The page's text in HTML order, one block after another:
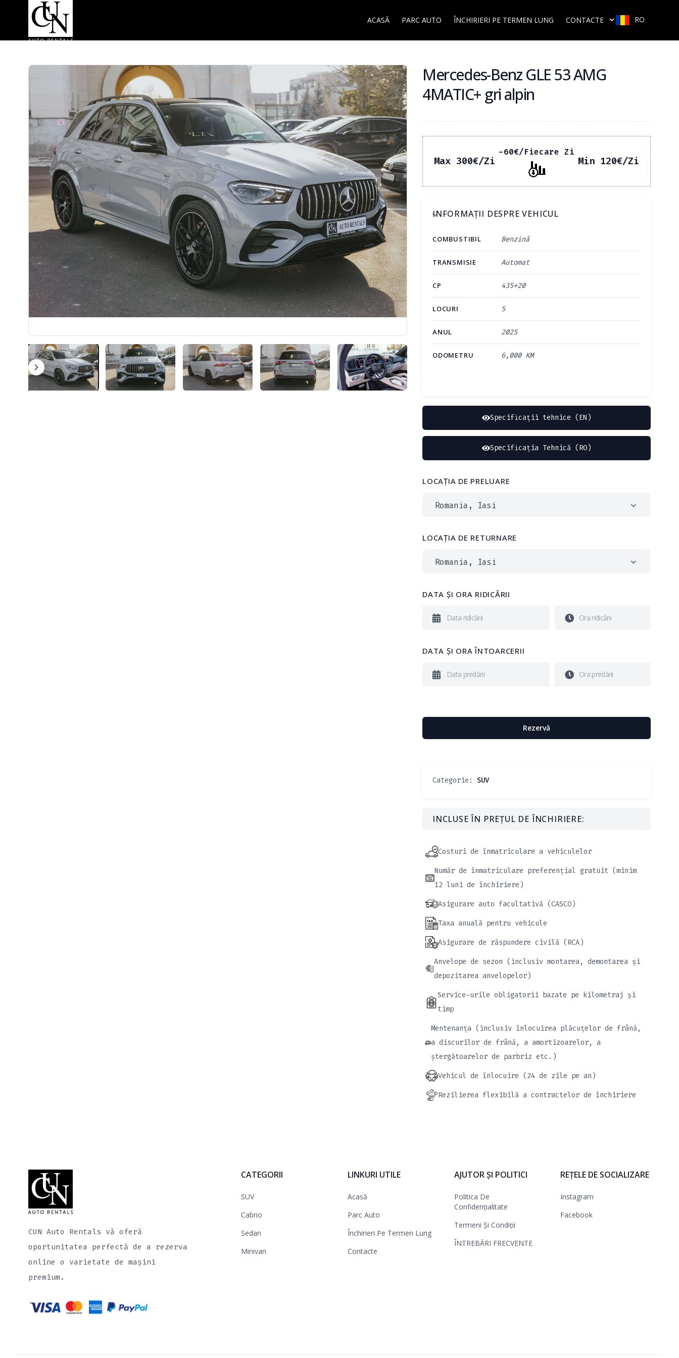
ACASĂ PARC AUTO ÎNCHIRIERI PE TERMEN LUNG CONTACTE RO
Mercedes-Benz GLE 53 AMG
4MATIC+ gri alpin
Max 300€/Zi
-60€/Fiecare Zi
Min 120€/Zi
INFORMAȚII DESPRE VEHICUL
COMBUSTIBIL Benzină
TRANSMISIE Automat
CP 435+20
LOCURI 5
ANUL 2025
ODOMETRU 6,000 KM
Specificații tehnice (EN)
Specificația Tehnică (RO)
LOCAȚIA DE PRELUARE
Romania, Iasi
LOCAȚIA DE RETURNARE
Romania, Iasi
DATA ȘI ORA RIDICĂRII
DATA ȘI ORA ÎNTOARCERII
Rezervă
Categorie: SUV
INCLUSE ÎN PREȚUL DE ÎNCHIRIERE:
Costuri de înmatriculare a vehiculelor
Număr de înmatriculare preferențial gratuit (minim
12 luni de închiriere)
Asigurare auto facultativă (CASCO)
Taxa anuală pentru vehicule
Asigurare de răspundere civilă (RCA)
Anvelope de sezon (inclusiv montarea, demontarea și
depozitarea anvelopelor)
Service-urile obligatorii bazate pe kilometraj și
timp
Mentenanța (inclusiv înlocuirea plăcuțelor de frână,
a discurilor de frână, a amortizoarelor, a
ștergătoarelor de parbriz etc.)
Vehicul de înlocuire (24 de zile pe an)
Rezilierea flexibilă a contractelor de închiriere
CUN Auto Rentals vă oferă
oportunitatea perfectă de a rezerva
online o varietate de mașini
premium.
CATEGORII
SUV
Cabrio
Sedan
Minivan
LINKURI UTILE
Acasă
Parc Auto
Închirieri Pe Termen Lung
Contacte
AJUTOR ȘI POLITICI
Politica De
Confidențialitate
Termeni Și Condiții
ÎNTREBĂRI FRECVENTE
REȚELE DE SOCIALIZARE
Instagram
Facebook